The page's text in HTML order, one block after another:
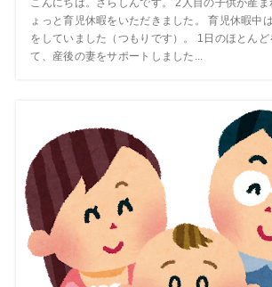
こんにちは。さらしんです。 2人目の子供が産
ょっと育児休暇をいただきました。 育児休暇中
をしていました（つもりです）。 1日のほとん
て、産後の妻をサポートしました...